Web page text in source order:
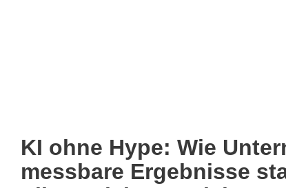
KI ohne Hype: Wie
messbare Ergebnisse